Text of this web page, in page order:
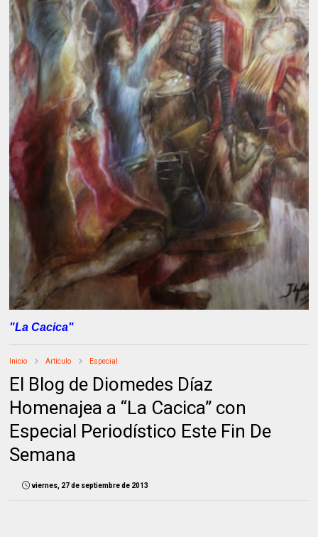
"La Cacica"
Inicio Artículo Especial
El Blog de Diomedes Díaz
Homenajea a “La Cacica” con
Especial Periodístico Este Fin De
Semana
viernes, 27 de septiembre de 2013